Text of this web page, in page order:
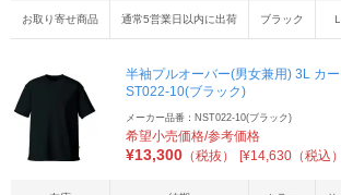
お取り寄せ商品 通常5営業日以内に出荷 ブラック
半袖プルオーバー(男女兼用) 3L カ
ST022-10(ブラック)
メーカー品番：NST022-10(ブラック)
希望小売価格/参考価格
¥13,300 （税抜） [¥14,630（税込